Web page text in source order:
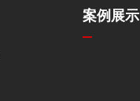
案例展示